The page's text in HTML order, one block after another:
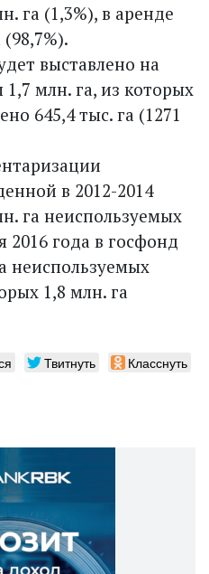
га (1,3%), в аренде
(98,7%).
выставлено на
млн. га, из которых
645,4 тыс. га (1271
в 2012-2014
га неиспользуемых
2016 года в госфонд
неиспользуемых
1,8 млн. га
Твитнуть Класснуть